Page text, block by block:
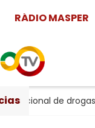
RÁDIO MASPER
de drogas